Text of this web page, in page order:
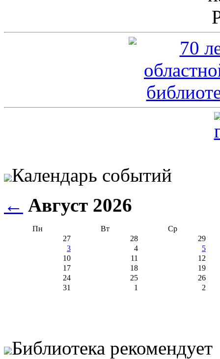
Календарь событий
← Август 2026
Пн Вт
Ср
27
28
29
3
4
5
10
11
12
17
18
19
24
25
26
31
1 2
Библиотека рекомендует